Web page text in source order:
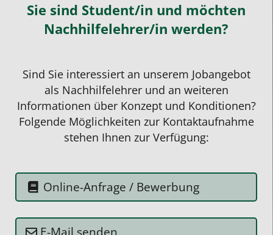
Sie sind Student/in und möchten
Nachhilfelehrer/in werden?
Sind Sie interessiert an unserem Jobangebot
als Nachhilfelehrerund an weiteren
Informationen über Konzept und Konditionen?
Folgende Möglichkeiten zur Kontaktaufnahme
stehen Ihnen zur Verfügung:
Online-Anfrage / Bewerbung
E-Mail senden